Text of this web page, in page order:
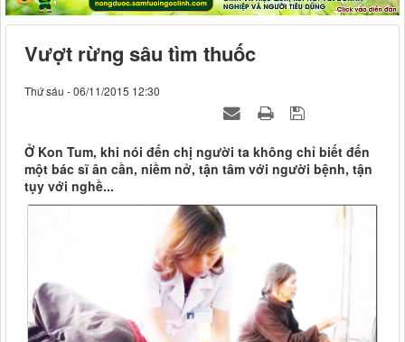
Vượt rừng sâu tìm thuốc
Thứ sáu - 06/11/2015 12:30
Ở Kon Tum, khi nói đến chị người ta không chỉ biết đến
một bác sĩ ân cần, niềm nở, tận tâm với người bệnh, tận
tụy với nghề...